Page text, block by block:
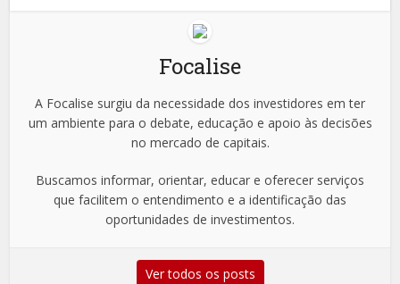
Focalise
A Focalise surgiu da necessidade dos investidores em ter
um ambiente para o debate, educação e apoio às decisões
no mercado de capitais.
Buscamos informar, orientar, educar e oferecer serviços
que facilitem o entendimento e a identificação das
oportunidades de investimentos.
Ver todos os posts